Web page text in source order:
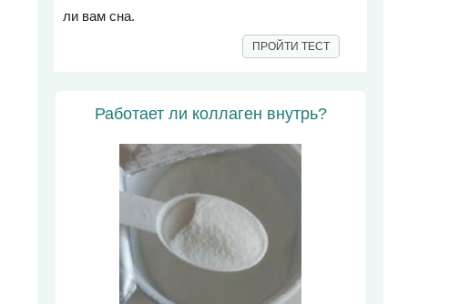
ли вам сна.
ПРОЙТИ ТЕСТ
Работает ли коллаген внутрь?